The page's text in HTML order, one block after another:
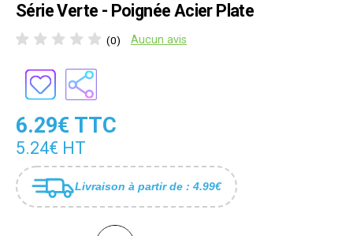
Série Verte - Poignée Acier Plate
(0) Aucun avis
6.29€ TTC
5.24€ HT
Livraison à partir de : 4.99€